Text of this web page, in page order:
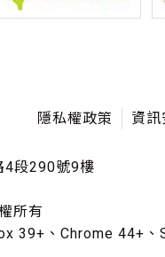
隱私權政策 資訊
4段290號9樓
所有
39+、Chrome 44+